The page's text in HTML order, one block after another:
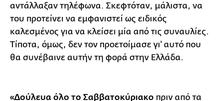
αντάλλαξαν τηλέφωνα. Σκεφτόταν, μάλιστα, να
του προτείνει να εμφανιστεί ως ειδικός
καλεσμένος για να κλείσει μία από τις συναυλίες.
Τίποτα, όμως, δεν τον προετοίμασε γι' αυτό που
θα συνέβαινε αυτήν τη φορά στην Ελλάδα.
«Δούλευα όλο το Σαββατοκύριακο πριν από τα